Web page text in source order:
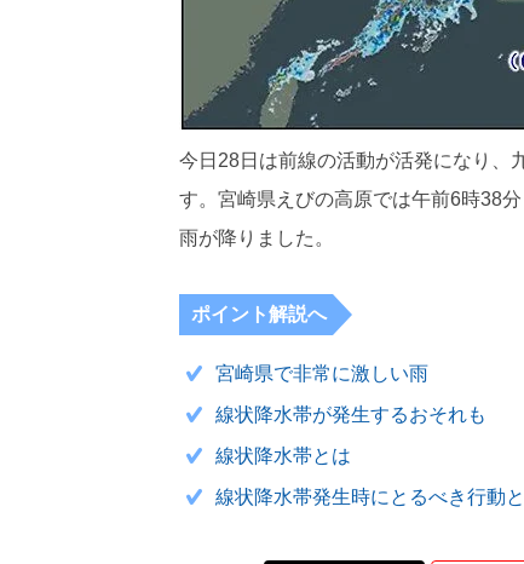
今日28日は前線の活動が活発になり、
す。宮崎県えびの高原では午前6時38
雨が降りました。
ポイント解説へ
宮崎県で非常に激しい雨
線状降水帯が発生するおそれも
線状降水帯とは
線状降水帯発生時にとるべき行動